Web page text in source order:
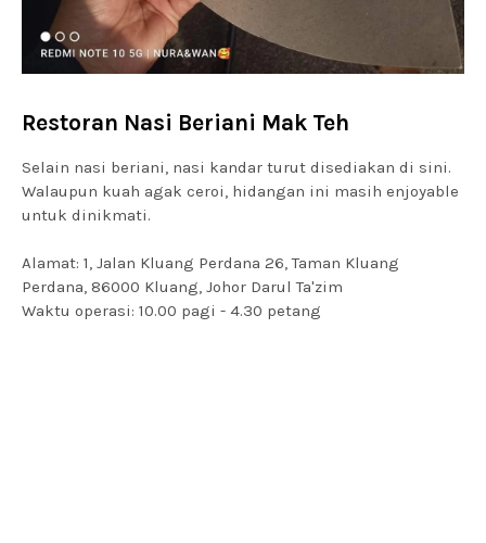
Restoran Nasi Beriani Mak Teh
Selain nasi beriani, nasi kandar turut disediakan di sini.
Walaupun kuah agak ceroi, hidangan ini masih enjoyable
untuk dinikmati.
Alamat: 1, Jalan Kluang Perdana 26, Taman Kluang
Perdana, 86000 Kluang, Johor Darul Ta'zim
Waktu operasi: 10.00 pagi - 4.30 petang